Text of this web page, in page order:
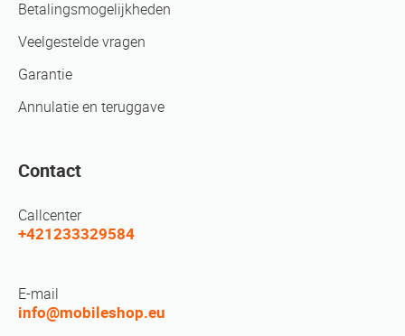
Betalingsmogelijkheden
Veelgestelde vragen
Garantie
Annulatie en teruggave
Contact
Callcenter
+421233329584
E-mail
info@mobileshop.eu